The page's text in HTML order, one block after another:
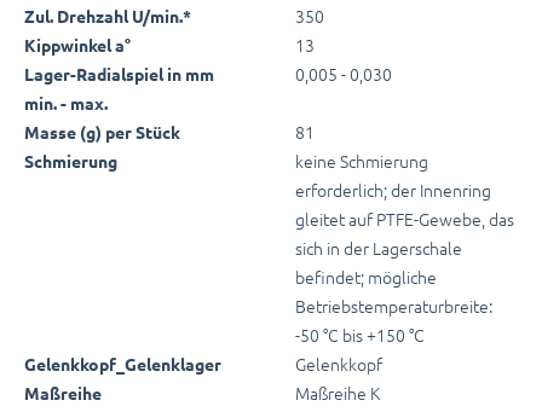
Zul. Drehzahl U/min.* 350
Kippwinkel a° 13
Lager-Radialspiel in mm
min. - max.
0,005 - 0,030
Masse (g) per Stück 81
Schmierung
keine Schmierung
erforderlich; der Innenring
gleitet auf PTFE-Gewebe, das
sich in der Lagerschale
befindet; mögliche
Betriebstemperaturbreite:
-50 °C bis +150 °C
Gelenkkopf_Gelenklager Gelenkkopf
Maßreihe Maßreihe K